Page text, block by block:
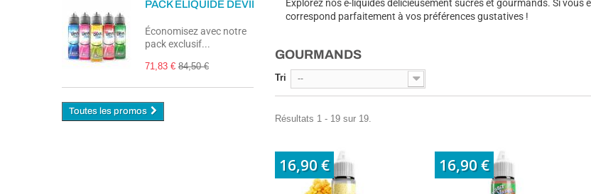
PACK ELIQUIDE DEVIL FRESH 50ML
Économisez avec notre
pack exclusif...
71,83 € 84,50 €
Toutes les promos
Explorez nos e-liquides délicieusement sucrés et gourmands. Si
correspond parfaitement à vos préférences gustatives !
GOURMANDS
Tri --
Résultats 1 - 19 sur 19.
16,90 € 16,90 €